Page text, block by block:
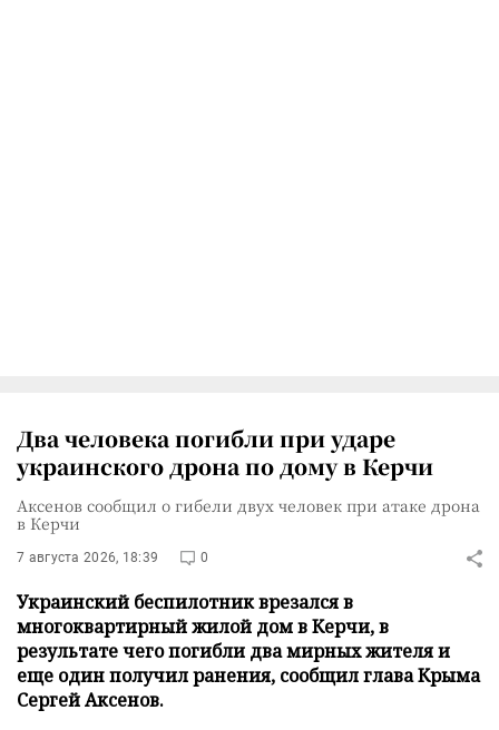
Два человека погибли при ударе
украинского дрона по дому в Керчи
Аксенов сообщил о гибели двух человек при атаке дрона
в Керчи
7 августа 2026, 18:39 0
Украинский беспилотник врезался в
многоквартирный жилой дом в Керчи, в
результате чего погибли два мирных жителя и
еще один получил ранения, сообщил глава Крыма
Сергей Аксенов.